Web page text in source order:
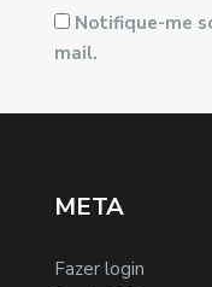
Notifique-me
mail.
META
Fazer login